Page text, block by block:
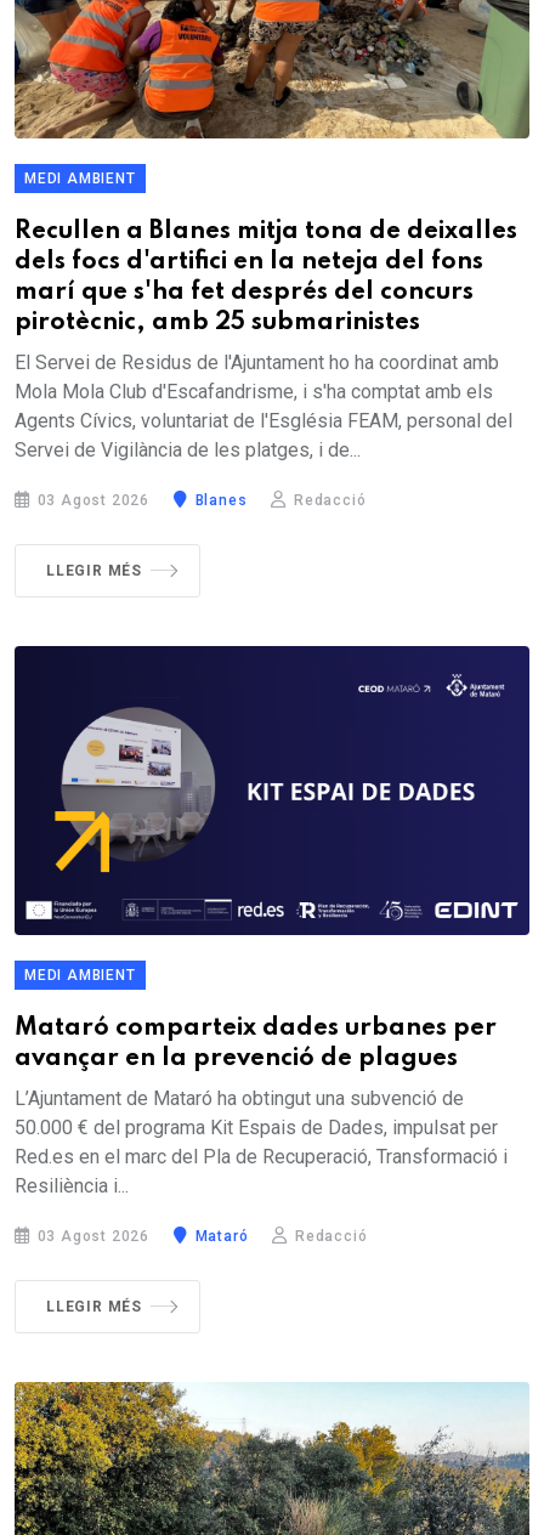
MEDI AMBIENT
Recullen a Blanes mitja tona de deixalles
dels focs d'artifici en la neteja del fons
marí que s'ha fet després del concurs
pirotècnic, amb 25 submarinistes
El Servei de Residus de l'Ajuntament ho ha coordinat amb
Mola Mola Club d'Escafandrisme, i s'ha comptat amb els
Agents Cívics, voluntariat de l'Església FEAM, personal del
Servei de Vigilància de les platges, i de...
03 Agost 2026 Blanes Redacció
LLEGIR MÉS
MEDI AMBIENT
Mataró comparteix dades urbanes per
avançar en la prevenció de plagues
L’Ajuntament de Mataró ha obtingut una subvenció de
50.000 € del programa Kit Espais de Dades, impulsat per
Red.es en el marc del Pla de Recuperació, Transformació i
Resiliència i...
03 Agost 2026 Mataró Redacció
LLEGIR MÉS